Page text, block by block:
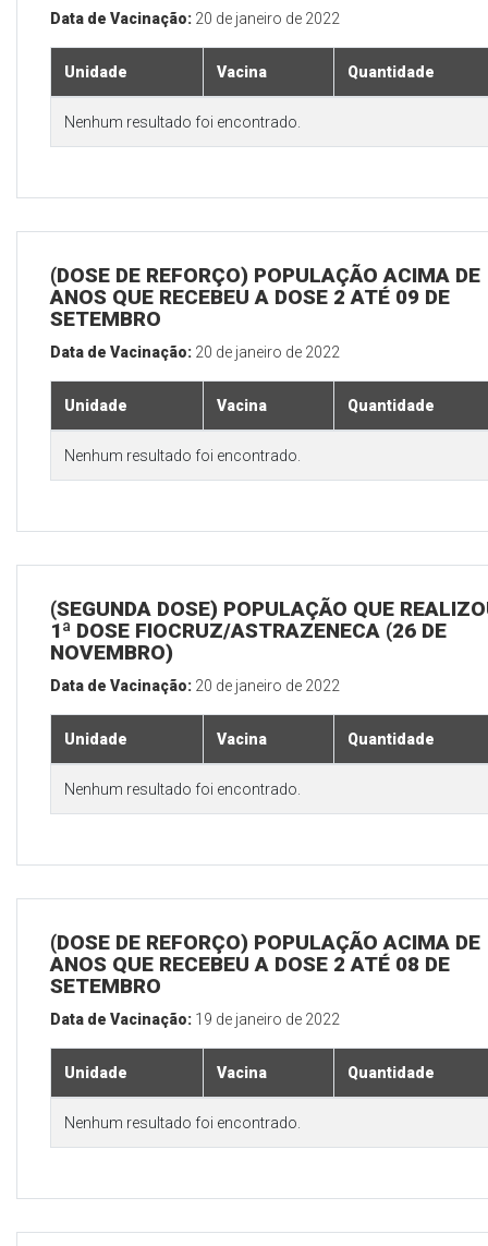
Data de Vacinação: 20 de janeiro de 2022
Unidade Vacina Quantidade
Nenhum resultado foi encontrado.
(DOSE DE REFORÇO) POPULAÇÃO ACIMA DE
ANOS QUE RECEBEU A DOSE 2 ATÉ 09 DE
SETEMBRO
Data de Vacinação: 20 de janeiro de 2022
Unidade Vacina Quantidade
Nenhum resultado foi encontrado.
(SEGUNDA DOSE) POPULAÇÃO QUE
1ª DOSE FIOCRUZ/ASTRAZENECA (26 DE
NOVEMBRO)
Data de Vacinação: 20 de janeiro de 2022
Unidade Vacina Quantidade
Nenhum resultado foi encontrado.
(DOSE DE REFORÇO) POPULAÇÃO ACIMA DE
ANOS QUE RECEBEU A DOSE 2 ATÉ 08 DE
SETEMBRO
Data de Vacinação: 19 de janeiro de 2022
Unidade Vacina Quantidade
Nenhum resultado foi encontrado.